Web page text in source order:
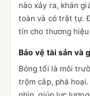
nào xảy ra, khán
toàn và có trật tự.
tín cho thương
Bảo vệ tài sản và
Bóng tối là môi
trộm cắp, phá